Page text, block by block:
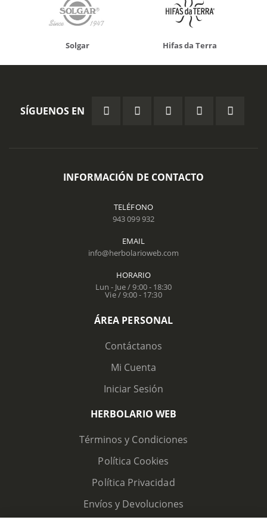
Solgar Hifas da Terra
SÍGUENOS EN
INFORMACIÓN DE CONTACTO
TELÉFONO
943 099 932
EMAIL
info@herbolarioweb.com
HORARIO
Lun - Jue / 9:00 - 18:30
Vie / 9:00 - 17:30
ÁREA PERSONAL
Contáctanos
Mi Cuenta
Iniciar Sesión
HERBOLARIO WEB
Términos y Condiciones
Política Cookies
Política Privacidad
Envíos y Devoluciones